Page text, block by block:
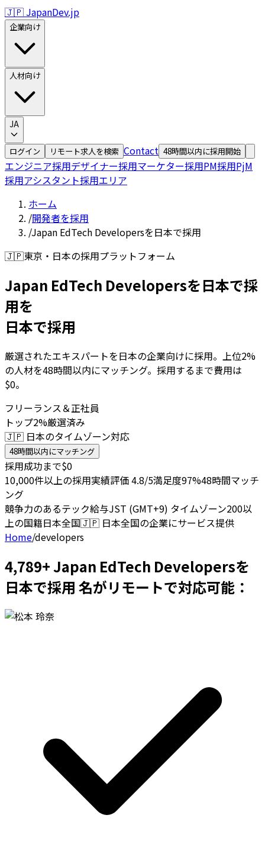
🇯🇵 JapanDev.jp
企業向け
人材向け
JA
ログイン リモート求人を検索 Contact 48時間以内に採用開始
エンジニア採用デザイナー採用マーケター採用PM採用PjM
採用アシスタント採用エリア
ホーム
/開発者を採用
/Japan EdTech Developersを日本で採用
🇯🇵東京・日本の採用プラットフォーム
Japan EdTech Developersを日本で採
用を
日本で採用
厳選されたエキスパートを日本の企業向けに採用。上位2%
の人材を48時間以内にマッチング。採用するまで費用は
$0。
フリーランス＆正社員
トップ2%厳選済み
🇯🇵 日本のタイムゾーン対応
48時間以内にマッチング
採用成功まで$0
10,000件以上の採用実績評価 4.8/5満足度97%48時間マッチ
ング
競争力のあるテック給与JST (GMT+9) タイムゾーン200以
上の国籍日本全国🇯🇵 日本全国の企業にサービス提供
Home/developers
4,789+ Japan EdTech Developersを
日本で採用 名がリモートで対応可能：